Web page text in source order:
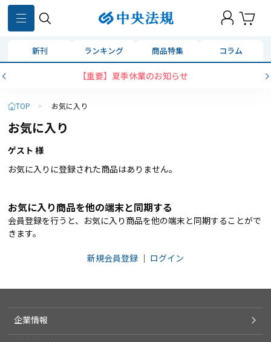
新刊 ランキング 商品特集 コラム
【重要】夏季休業のお知らせ
TOP > お気に入り
お気に入り
ゲスト 様
お気に入りに登録された商品はありません。
お気に入り商品を他の端末と同期する
会員登録を行うと、お気に入り商品を他の端末と同期することがで
きます。
新規会員登録 ｜ ログイン
企業情報